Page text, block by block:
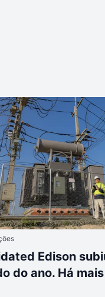
Edison
do ano. Há